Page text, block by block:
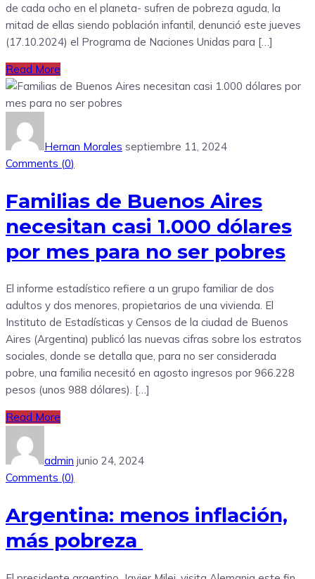
de cada ocho en el planeta- sufren de pobreza aguda, la
mitad de ellas siendo población infantil, denunció este jueves
(17.10.2024) el Programa de Naciones Unidas para […]
Read More
Hernan Morales septiembre 11, 2024
Comments (0)
Familias de Buenos Aires
necesitan casi 1.000 dólares
por mes para no ser pobres
El informe estadístico refiere a un grupo familiar de dos
adultos y dos menores, propietarios de una vivienda. El
Instituto de Estadísticas y Censos de la ciudad de Buenos
Aires (Argentina) publicó las nuevas cifras sobre los estratos
sociales, donde se detalla que, para no ser considerada
pobre, una familia necesitó en agosto ingresos por 966.228
pesos (unos 988 dólares). […]
Read More
admin junio 24, 2024
Comments (0)
Argentina: menos inflación,
más pobreza